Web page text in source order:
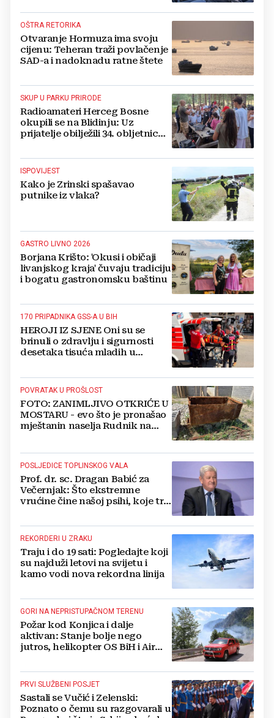
OŠTRA RETORIKA
Otvaranje Hormuza ima svoju
cijenu: Teheran traži povlačenje
SAD-a i nadoknadu ratne štete
SKUP U PARKU PRIRODE
Radioamateri Herceg Bosne
okupili se na Blidinju: Uz
prijatelje obilježili 34. obljetnicu
ISPOVIJEST
Kako je Zrinski spašavao
putnike iz vlaka?
GASTRO LIVNO 2026
Borjana Krišto: 'Okusi i običaji
livanjskog kraja' čuvaju tradiciju
i bogatu gastronomsku baštinu
170 PRIPADNIKA GSS-A U BIH
HEROJI IZ SJENE Oni su se
brinuli o zdravlju i sigurnosti
desetaka tisuća mladih u
POVRATAK U PROŠLOST
FOTO: ZANIMLJIVO OTKRIĆE U
MOSTARU - evo što je pronašao
mještanin naselja Rudnik na
POSLJEDICE TOPLINSKOG VALA
Prof. dr. sc. Dragan Babić za
Večernjak: Što ekstremne
vrućine čine našoj psihi, koje tri
boriti...
REKORDERI U ZRAKU
Traju i do 19 sati: Pogledajte koji
su najduži letovi na svijetu i
kamo vodi nova rekordna linija
GORI NA NEPRISTUPAČNOM TERENU
Požar kod Konjica i dalje
aktivan: Stanje bolje nego
jutros, helikopter OS BiH i Air
PRVI SLUŽBENI POSJET
Sastali se Vučić i Zelenski:
Poznato o čemu su razgovarali u